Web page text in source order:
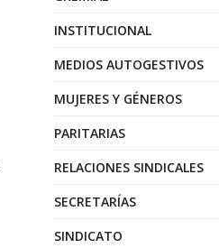
INSTITUCIONAL
MEDIOS AUTOGESTIVOS
MUJERES Y GÉNEROS
PARITARIAS
RELACIONES SINDICALES
SECRETARÍAS
SINDICATO